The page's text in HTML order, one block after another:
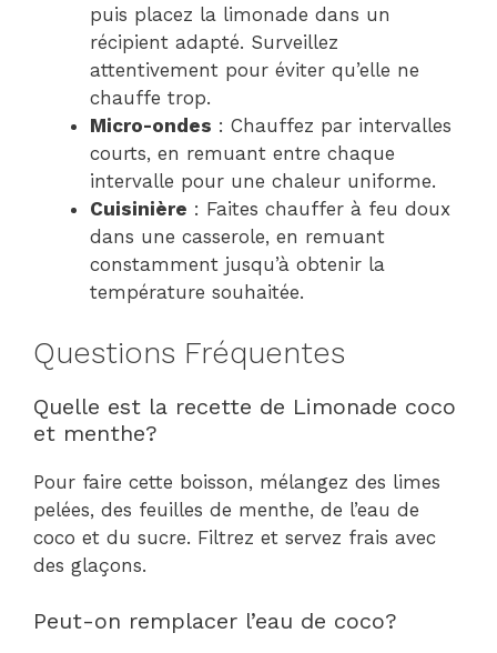
puis placez la limonade dans un
récipient adapté. Surveillez
attentivement pour éviter qu’elle ne
chauffe trop.
Micro-ondes : Chauffez par intervalles
courts, en remuant entre chaque
intervalle pour une chaleur uniforme.
Cuisinière : Faites chauffer à feu doux
dans une casserole, en remuant
constamment jusqu’à obtenir la
température souhaitée.
Questions Fréquentes
Quelle est la recette de Limonade coco
et menthe?
Pour faire cette boisson, mélangez des limes
pelées, des feuilles de menthe, de l’eau de
coco et du sucre. Filtrez et servez frais avec
des glaçons.
Peut-on remplacer l’eau de coco?